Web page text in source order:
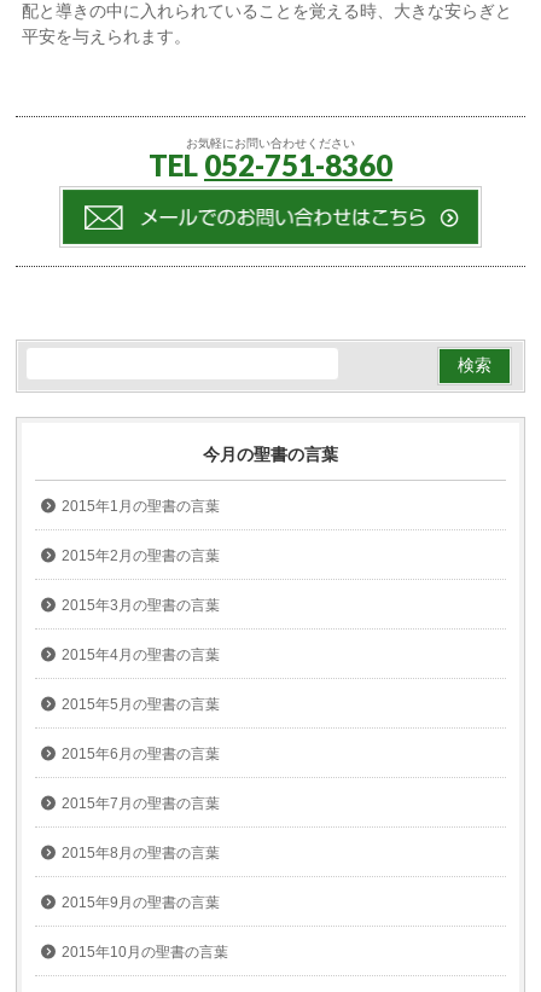
配と導きの中に入れられていることを覚える時、大きな安らぎと
平安を与えられます。
お気軽にお問い合わせください
TEL 052-751-8360
今月の聖書の言葉
2015年1月の聖書の言葉
2015年2月の聖書の言葉
2015年3月の聖書の言葉
2015年4月の聖書の言葉
2015年5月の聖書の言葉
2015年6月の聖書の言葉
2015年7月の聖書の言葉
2015年8月の聖書の言葉
2015年9月の聖書の言葉
2015年10月の聖書の言葉